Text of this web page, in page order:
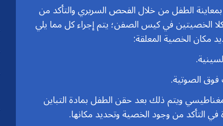
الطفل من خلال الفحص السريري والتأكد من
الخصيتين في كيس الصفن؛ يتم إجراء كل مما يلي
مكان الخصية المعلقة:
فوق الصوتية.
ويتم ذلك بعد حقن الطفل بمادة التباين
التأكد من وجود الخصية وتحديد مكانها.